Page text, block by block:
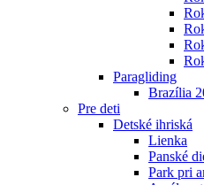
Paragliding
Brazília
Pre deti
Detské ihriská
Lienka
Panské
Park pri